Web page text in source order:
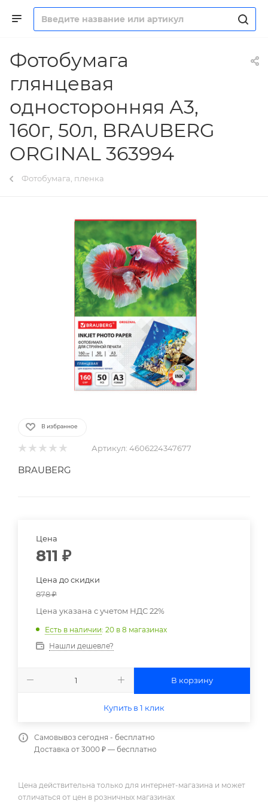
Фотобумага
глянцевая
односторонняя А3,
160г, 50л, BRAUBERG
ORGINAL 363994
Фотобумага, пленка
В избранное
Артикул: 4606224347677
BRAUBERG
Цена
811 ₽
Цена до скидки
878₽
Цена указана с учетом НДС 22%
Есть в наличии: 20 в 8 магазинах
Нашли дешевле?
В корзину
Купить в 1 клик
Самовывоз сегодня - бесплатно
Доставка от 3000 ₽ — бесплатно
Цена действительна только для интернет-магазина и может
отличаться от цен в розничных магазинах